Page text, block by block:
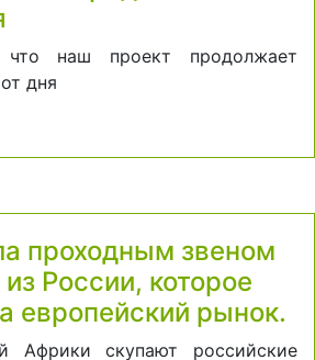
наш проект продолжает
дня
проходным звеном
России, которое
европейский рынок.
Африки скупают российские